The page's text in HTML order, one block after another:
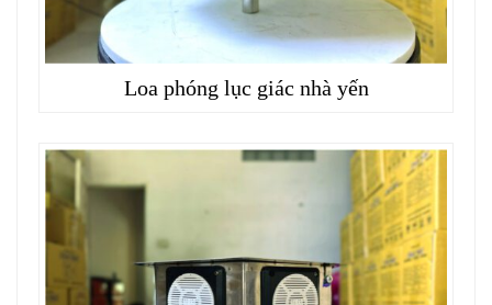
Loa phóng lục giác nhà yến